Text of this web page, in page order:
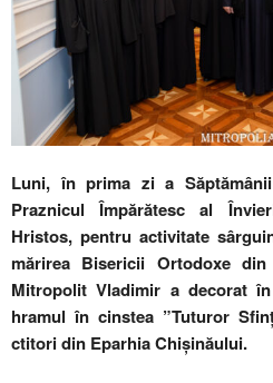
Luni, în prima zi a
Praznicul Împărătesc al
Hristos, pentru activitate
mărirea Bisericii Ortodoxe din
Mitropolit Vladimir a decorat
hramul în cinstea ”Tuturor
ctitori din Eparhia Chișinăului.